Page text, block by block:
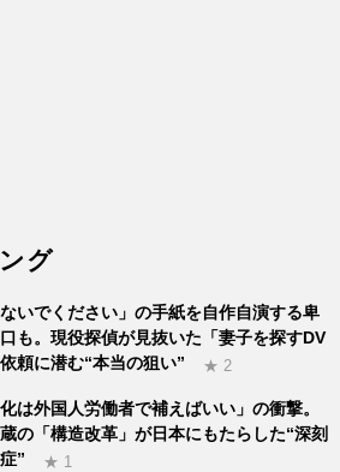
グ
ないでください」の手紙を自作自演する卑
も。現役探偵が見抜いた「妻子を探すDV
頼に潜む“本当の狙い”
★ 2
化は外国人労働者で補えばいい」の衝撃。
の「構造改革」が日本にもたらした“深刻
”
★ 1